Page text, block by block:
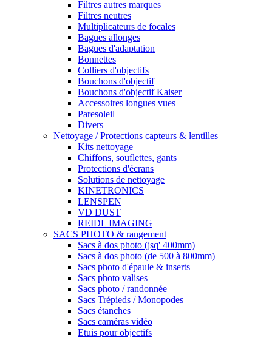
Filtres autres marques
Filtres neutres
Multiplicateurs de focales
Bagues allonges
Bagues d'adaptation
Bonnettes
Colliers d'objectifs
Bouchons d'objectif
Bouchons d'objectif Kaiser
Accessoires longues vues
Paresoleil
Divers
Nettoyage / Protections capteurs & lentilles
Kits nettoyage
Chiffons, souflettes, gants
Protections d'écrans
Solutions de nettoyage
KINETRONICS
LENSPEN
VD DUST
REIDL IMAGING
SACS PHOTO & rangement
Sacs à dos photo (jsq' 400mm)
Sacs à dos photo (de 500 à 800mm)
Sacs photo d'épaule & inserts
Sacs photo valises
Sacs photo / randonnée
Sacs Trépieds / Monopodes
Sacs étanches
Sacs caméras vidéo
Etuis pour objectifs